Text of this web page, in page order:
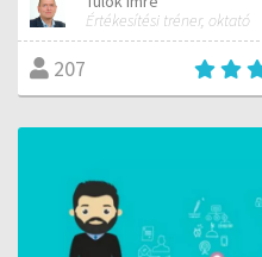
Értékesítési tréner, oktató
207